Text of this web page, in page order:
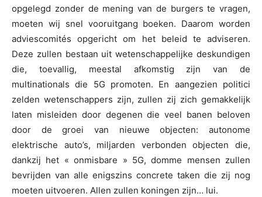
opgelegd zonder de mening van de burgers te vragen,
moeten wij snel vooruitgang boeken. Daarom worden
adviescomités opgericht om het beleid te adviseren.
Deze zullen bestaan uit wetenschappelijke deskundigen
die, toevallig, meestal afkomstig zijn van de
multinationals die 5G promoten. En aangezien politici
zelden wetenschappers zijn, zullen zij zich gemakkelijk
laten misleiden door degenen die veel banen beloven
door de groei van nieuwe objecten: autonome
elektrische auto’s, miljarden verbonden objecten die,
dankzij het « onmisbare » 5G, domme mensen zullen
bevrijden van alle enigszins concrete taken die zij nog
moeten uitvoeren. Allen zullen koningen zijn… lui.